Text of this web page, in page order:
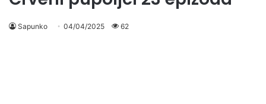
Sapunko 04/04/2025 62